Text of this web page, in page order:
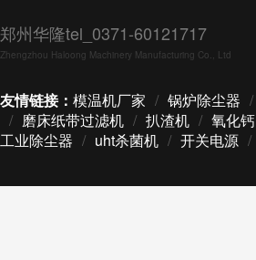
郑州华隆tel_0371-60121717
Zhengzhou Haloong Machinery Manufacturing Co., Ltd
友情链接： 模温机厂家 / 锅炉除尘器 /
/ 磨床纸带过滤机 / 扒渣机 / 氧化钙
工业除尘器 / uht杀菌机 / 开关电源 /